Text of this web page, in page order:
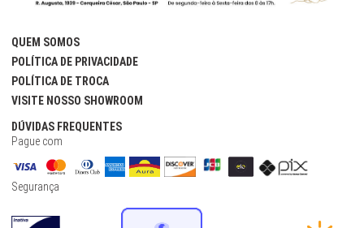
QUEM SOMOS
POLÍTICA DE PRIVACIDADE
POLÍTICA DE TROCA
VISITE NOSSO SHOWROOM
DÚVIDAS FREQUENTES
Pague com
Segurança